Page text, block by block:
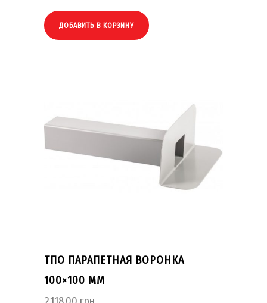
ДОБАВИТЬ В КОРЗИНУ
ТПО ПАРАПЕТНАЯ ВОРОНКА
100×100 ММ